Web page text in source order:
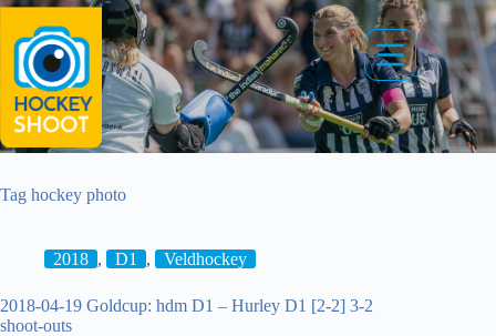
Ga
de
inhoud
Tag hockey photo
2018 , D1 , Veldhockey
2018-04-19 Goldcup: hdm D1 – Hurley D1 [2-2] 3-2
shoot-outs